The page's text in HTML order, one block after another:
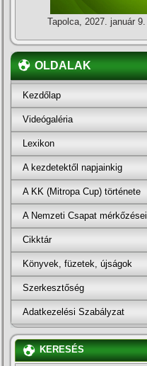
Tapolca, 2027. január 9.
OLDALAK
Kezdőlap
Videógaléria
Lexikon
A kezdetektől napjainkig
A KK (Mitropa Cup) története
A Nemzeti Csapat mérkőzései
Cikktár
Könyvek, füzetek, újságok
Szerkesztőség
Adatkezelési Szabályzat
KERESÉS